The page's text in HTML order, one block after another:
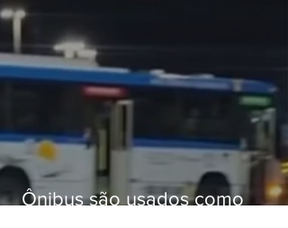
Ônibus são usados como